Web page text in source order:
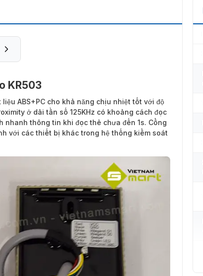
KR503
ABS+PC cho khả năng chịu nhiệt tốt với độ
ở dải tần số 125KHz có khoảng cách đọc
nhanh thông tin khi đọc thẻ chưa đến 1s. Cổng
với các thiết bị khác trong hệ thống kiểm soát